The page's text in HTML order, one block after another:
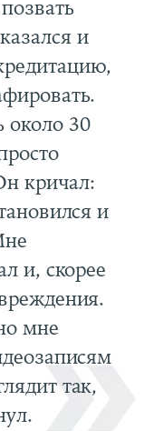
и
около 30
кричал:
и
и, скорее
мне
так,